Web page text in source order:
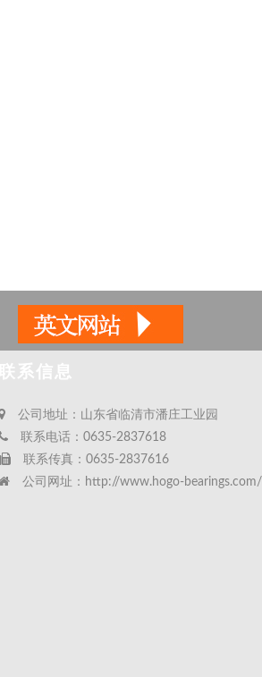
联系信息
公司地址：山东省临清市潘庄工业园
联系电话：0635-2837618
联系传真：0635-2837616
公司网址：http://www.hogo-bearings.com/